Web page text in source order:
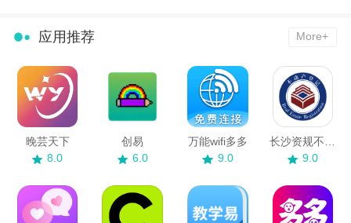
应用推荐 More+
晚芸天下
8.0
创易
6.0
万能wifi多多
9.0
长沙资规不动产
9.0